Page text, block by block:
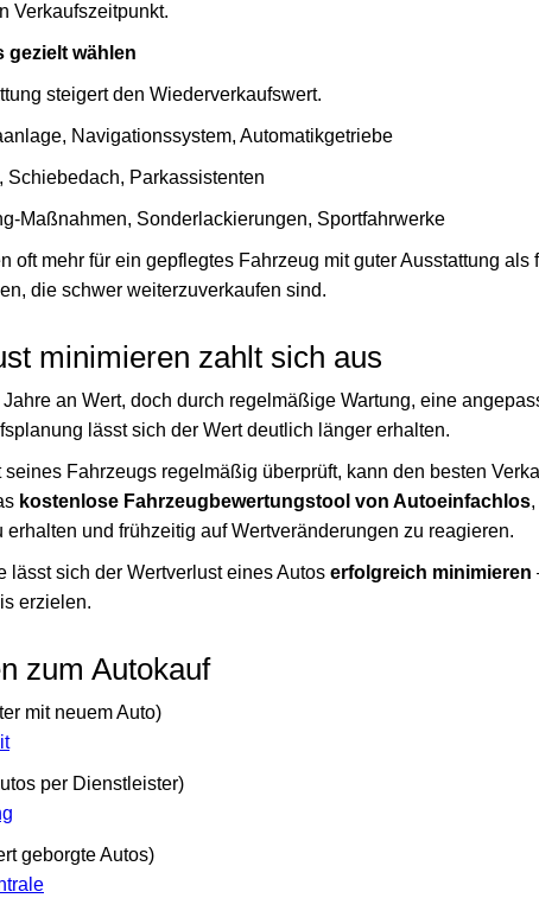
Verkaufszeitpunkt.
gezielt wählen
steigert den Wiederverkaufswert.
Navigationssystem, Automatikgetriebe
Schiebedach, Parkassistenten
Maßnahmen, Sonderlackierungen, Sportfahrwerke
oft mehr für ein gepflegtes Fahrzeug mit guter Ausstattung als
die schwer weiterzuverkaufen sind.
minimieren zahlt sich aus
an Wert, doch durch regelmäßige Wartung, eine
lässt sich der Wert deutlich länger erhalten.
seines Fahrzeugs regelmäßig überprüft, kann den besten
kostenlose Fahrzeugbewertungstool von Autoeinfachlos
und frühzeitig auf Wertveränderungen zu reagieren.
lässt sich der Wertverlust eines Autos erfolgreich minimieren
erzielen.
zum Autokauf
mit neuem Auto)
per Dienstleister)
geborgte Autos)